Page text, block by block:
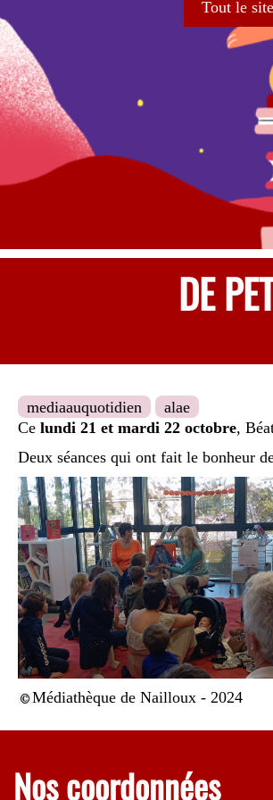
Tout le site
DE
mediaauquotidien
alae
Ce lundi 21 et mardi 22 octobre,
Deux séances qui ont fait le bonheur
Médiathèque de Nailloux - 2024
Nos coordonnées